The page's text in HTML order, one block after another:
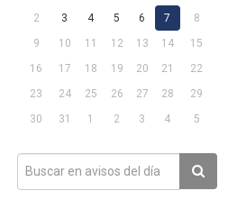
2
3 4 5 6 7
8
9
10 11 12 13 14
15
16
17 18 19 20 21
22
23
24 25 26 27 28
29
30
31 1 2 3 4 5